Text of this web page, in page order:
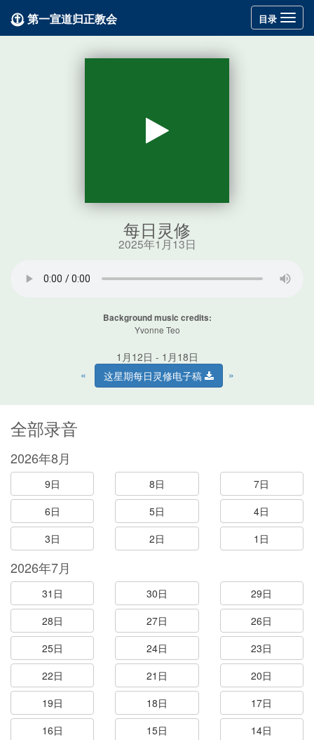
Toggle
navigation
目录
第一宣道归正教会
每日灵修
2025年1月13日
Background music credits:
Yvonne Teo
1月12日 - 1月18日
«
这星期每日灵修电子稿 »
全部录音
2026年8月
9日 8日
7日
6日
5日
4日
3日
2日 1日
2026年7月
31日 30日
29日
28日
27日
26日
25日
24日
23日
22日
21日
20日
19日
18日
17日
16日
15日
14日